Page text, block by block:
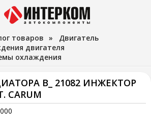
товаров » Двигатель
двигателя
охлаждения
В_ 21082 ИНЖЕКТОР